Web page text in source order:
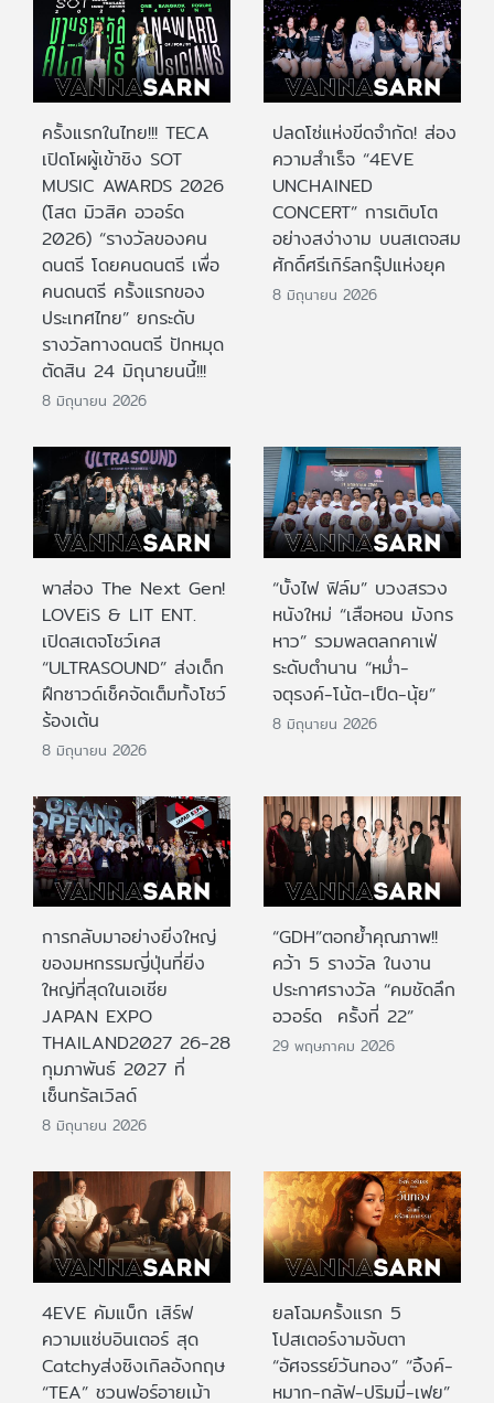
ครั้งแรกในไทย!!! TECA
เปิดโผผู้เข้าชิง SOT
MUSIC AWARDS 2026
(โสต มิวสิค อวอร์ด
2026) “รางวัลของคน
ดนตรี โดยคนดนตรี เพื่อ
คนดนตรี ครั้งแรกของ
ประเทศไทย” ยกระดับ
รางวัลทางดนตรี ปักหมุด
ตัดสิน 24 มิถุนายนนี้!!!
8 มิถุนายน 2026
ปลดโซ่แห่งขีดจำกัด! ส่อง
ความสำเร็จ “4EVE
UNCHAINED
CONCERT” การเติบโต
อย่างสง่างาม บนสเตจสม
ศักดิ์ศรีเกิร์ลกรุ๊ปแห่งยุค
8 มิถุนายน 2026
พาส่อง The Next Gen!
LOVEiS & LIT ENT.
เปิดสเตจโชว์เคส
“ULTRASOUND” ส่งเด็ก
ฝึกซาวด์เช็คจัดเต็มทั้งโชว์
ร้องเต้น
8 มิถุนายน 2026
“บั้งไฟ ฟิล์ม” บวงสรวง
หนังใหม่ “เสือหอน มังกร
หาว” รวมพลตลกคาเฟ่
ระดับตำนาน “หม่ำ-
จตุรงค์-โน้ต-เป็ด-นุ้ย”
8 มิถุนายน 2026
การกลับมาอย่างยิ่งใหญ่
ของมหกรรมญี่ปุ่นที่ยิ่ง
ใหญ่ที่สุดในเอเชีย
JAPAN EXPO
THAILAND2027 26-28
กุมภาพันธ์ 2027 ที่
เซ็นทรัลเวิลด์
8 มิถุนายน 2026
“GDH”ตอกย้ำคุณภาพ!!
คว้า 5 รางวัล ในงาน
ประกาศรางวัล “คมชัดลึก
อวอร์ด ครั้งที่ 22”
29 พฤษภาคม 2026
4EVE คัมแบ็ก เสิร์ฟ
ความแซ่บอินเตอร์ สุด
Catchyส่งซิงเกิลอังกฤษ
“TEA” ชวนฟอร์อายเม้า
ยลโฉมครั้งแรก 5
โปสเตอร์งามจับตา
“อัศจรรย์วันทอง” “อิ้งค์-
หมาก-กลัฟ-ปริมมี่-เฟย”